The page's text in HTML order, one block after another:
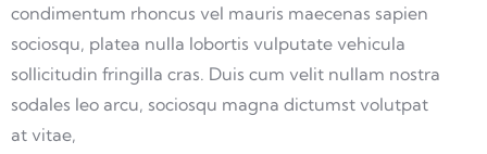
condimentum rhoncus vel mauris maecenas sapien
sociosqu, platea nulla lobortis vulputate vehicula
sollicitudin fringilla cras. Duis cum velit nullam nostra
sodales leo arcu, sociosqu magna dictumst volutpat
at vitae,